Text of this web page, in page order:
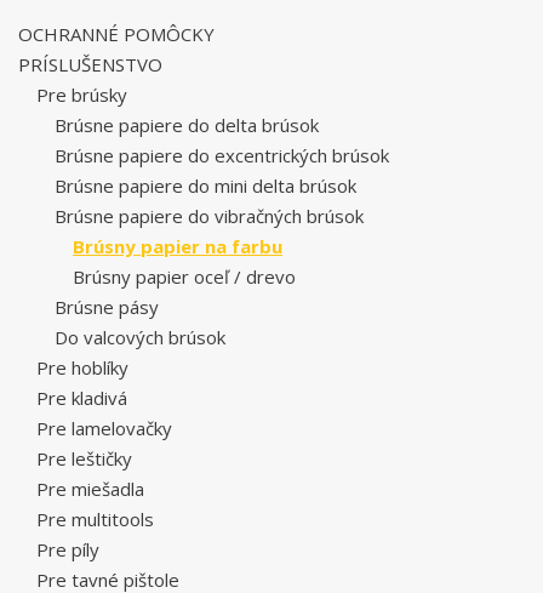
OCHRANNÉ POMÔCKY
PRÍSLUŠENSTVO
Pre brúsky
Brúsne papiere do delta brúsok
Brúsne papiere do excentrických brúsok
Brúsne papiere do mini delta brúsok
Brúsne papiere do vibračných brúsok
Brúsny papier na farbu
Brúsny papier oceľ / drevo
Brúsne pásy
Do valcových brúsok
Pre hoblíky
Pre kladivá
Pre lamelovačky
Pre leštičky
Pre miešadla
Pre multitools
Pre píly
Pre tavné pištole